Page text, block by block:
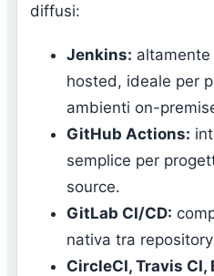
diffusi:
Jenkins:
hosted, ideale per
ambienti on-
GitHub Actions:
semplice per
source.
GitLab CI/CD:
nativa tra
CircleCI, Travis